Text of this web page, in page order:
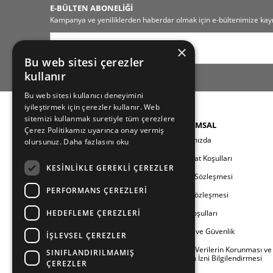
E-BÜLTEN ABONELİĞİ
Kampanya ve yeniliklerden haberdar olmak için e-bültenimize
KATEGORILER
Yeni Sezon
Çocuk
Aile
Berland
Outlet
KURUMSAL
Hakkımızda
Teslimat Koşulları
Üyelik Sözleşmesi
Satış Sözleşmesi
İade Koşulları
Gizlilik ve Güvenlik
Kişisel Verilerin Korunması ve
İletişim İzni Bilgilendirmesi
×
Bu web sitesi çerezler
kullanır
Bu web sitesi kullanıcı deneyimini
iyileştirmek için çerezler kullanır. Web
sitemizi kullanmak suretiyle tüm çerezlere
Çerez Politikamız uyarınca onay vermiş
olursunuz. Daha fazlasını oku
KESINLIKLE GEREKLI ÇEREZLER
PERFORMANS ÇEREZLERI
HEDEFLEME ÇEREZLERI
İŞLEVSEL ÇEREZLER
SINIFLANDIRILMAMIŞ
ÇEREZLER